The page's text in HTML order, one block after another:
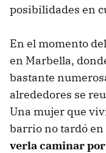
posibilidades en
En el momento
en Marbella,
bastante
alrededores se
Una mujer que
barrio no tardó
verla caminar